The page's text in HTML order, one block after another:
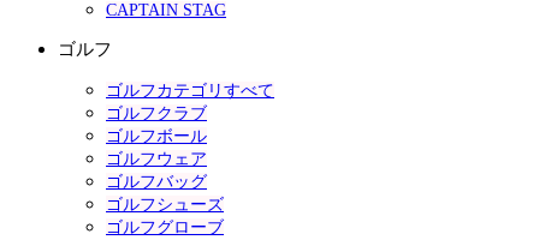
CAPTAIN STAG
ゴルフ
ゴルフカテゴリすべて
ゴルフクラブ
ゴルフボール
ゴルフウェア
ゴルフバッグ
ゴルフシューズ
ゴルフグローブ